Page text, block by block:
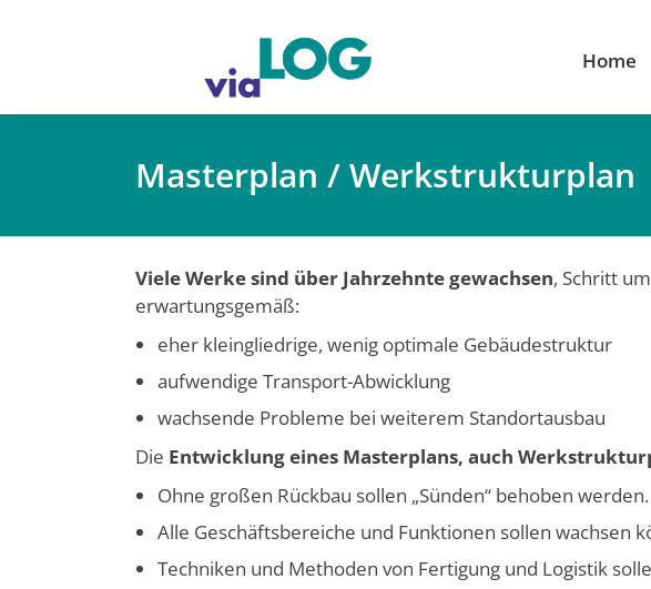
Home
Masterplan / Werkstrukturplan
Viele Werke sind über Jahrzehnte gewachsen, Schritt
erwartungsgemäß:
eher kleingliedrige, wenig optimale Gebäudestruktur
aufwendige Transport-Abwicklung
wachsende Probleme bei weiterem Standortausbau
Die Entwicklung eines Masterplans, auch
Ohne großen Rückbau sollen „Sünden“ behoben werden.
Alle Geschäftsbereiche und Funktionen sollen wachsen
Techniken und Methoden von Fertigung und Logistik